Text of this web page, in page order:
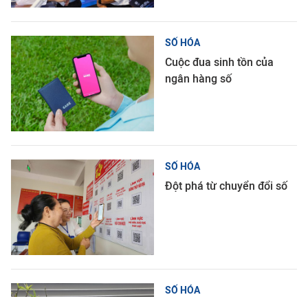
SỐ HÓA
Cuộc đua sinh tồn của
ngân hàng số
SỐ HÓA
Đột phá từ chuyển đổi số
SỐ HÓA